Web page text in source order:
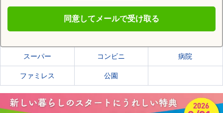
同意してメールで受け取る
さいたま市桜区の施設一覧
スーパー コンビニ 病院
ファミレス 公園